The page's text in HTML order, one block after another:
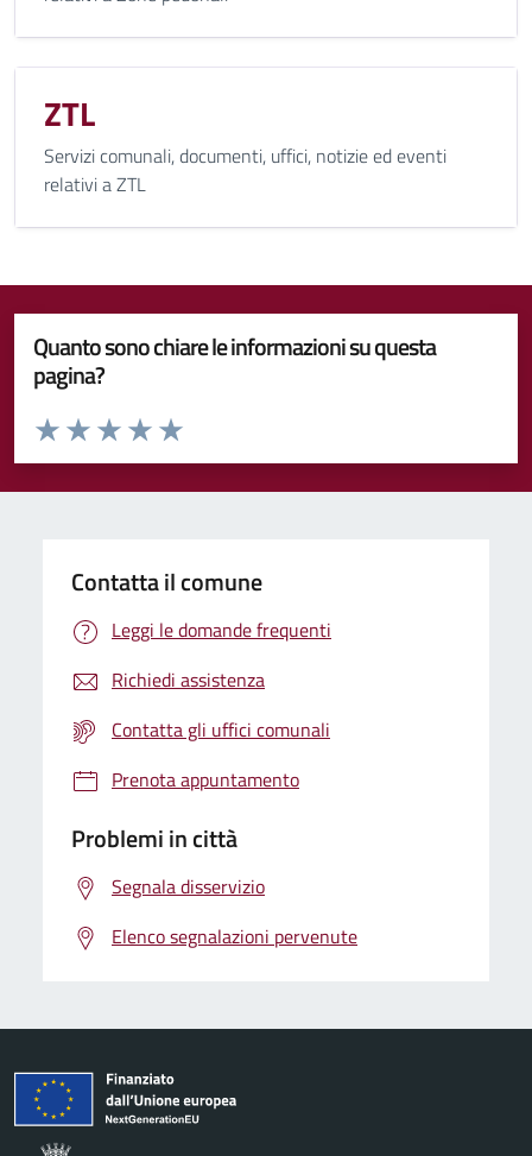
ZTL
Servizi comunali, documenti, uffici, notizie ed eventi
relativi a ZTL
Quanto sono chiare le informazioni su questa
pagina?
Valuta da 1 a 5 stelle la pagina
Valuta 5 stelle su 5
Valuta 4 stelle su 5
Valuta 3 stelle su 5
Valuta 2 stelle su 5
Valuta 1 stelle su 5
Contatta il comune
Leggi le domande frequenti
Richiedi assistenza
Contatta gli uffici comunali
Prenota appuntamento
Problemi in città
Segnala disservizio
Elenco segnalazioni pervenute